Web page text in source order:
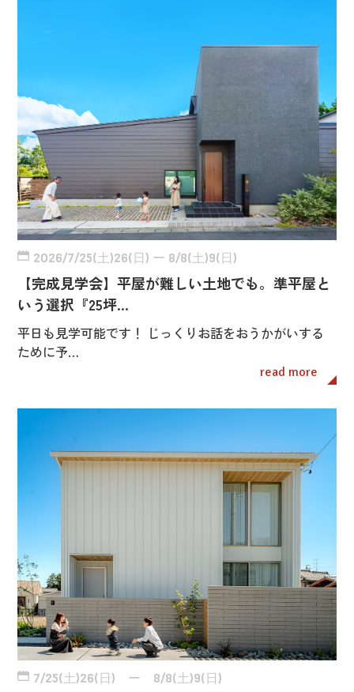
2026/7/25(土)26(日) ー 8/8(土)9(日)
【完成見学会】平屋が難しい土地でも。準平屋と
いう選択『25坪…
平日も見学可能です！ じっくりお話をおうかがいする
ために予…
read more
7/25(土)26(日) ー 8/8(土)9(日)